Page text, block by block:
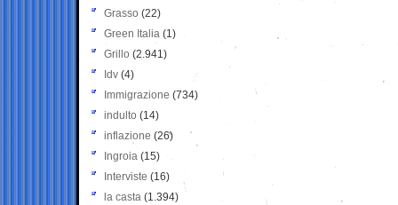
Grasso (22)
Green Italia (1)
Grillo (2.941)
Idv (4)
Immigrazione (734)
indulto (14)
inflazione (26)
Ingroia (15)
Interviste (16)
la casta (1.394)